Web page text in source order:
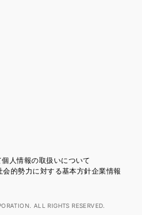
個人情報の取扱いについて
会的勢力に対する基本方針企業情報
ALL RIGHTS RESERVED.